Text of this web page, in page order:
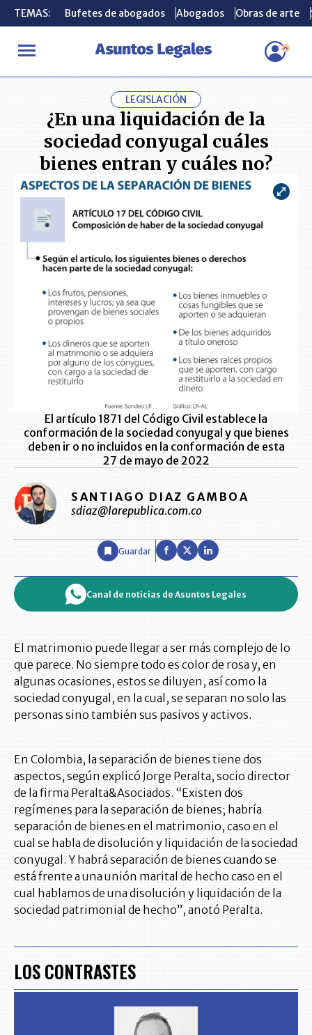
TEMAS: Bufetes de abogados Abogados Obras de arte
INICIO CONSUMIDOR ¿En una liquidación de la sociedad
TEMAS: Bufetes de abogados Abogados Obras de arte
LEGISLACIÓN
¿En una liquidación de la
sociedad conyugal cuáles
bienes entran y cuáles no?
El artículo 1871 del Código Civil establece la
conformación de la sociedad conyugal y que bienes
deben ir o no incluidos en la conformación de esta
27 de mayo de 2022
SANTIAGO DIAZ GAMBOA
sdiaz@larepublica.com.co
Guardar
Canal de noticias de Asuntos Legales
El matrimonio puede llegar a ser más complejo de lo
que parece. No siempre todo es color de rosa y, en
algunas ocasiones, estos se diluyen, así como la
sociedad conyugal, en la cual, se separan no solo las
personas sino también sus pasivos y activos.
En Colombia, la separación de bienes tiene dos
aspectos, según explicó Jorge Peralta, socio director
de la firma Peralta&Asociados. “Existen dos
regímenes para la separación de bienes; habría
separación de bienes en el matrimonio, caso en el
cual se habla de disolución y liquidación de la sociedad
conyugal. Y habrá separación de bienes cuando se
está frente a una unión marital de hecho caso en el
cual hablamos de una disolución y liquidación de la
sociedad patrimonial de hecho”, anotó Peralta.
LOS CONTRASTES